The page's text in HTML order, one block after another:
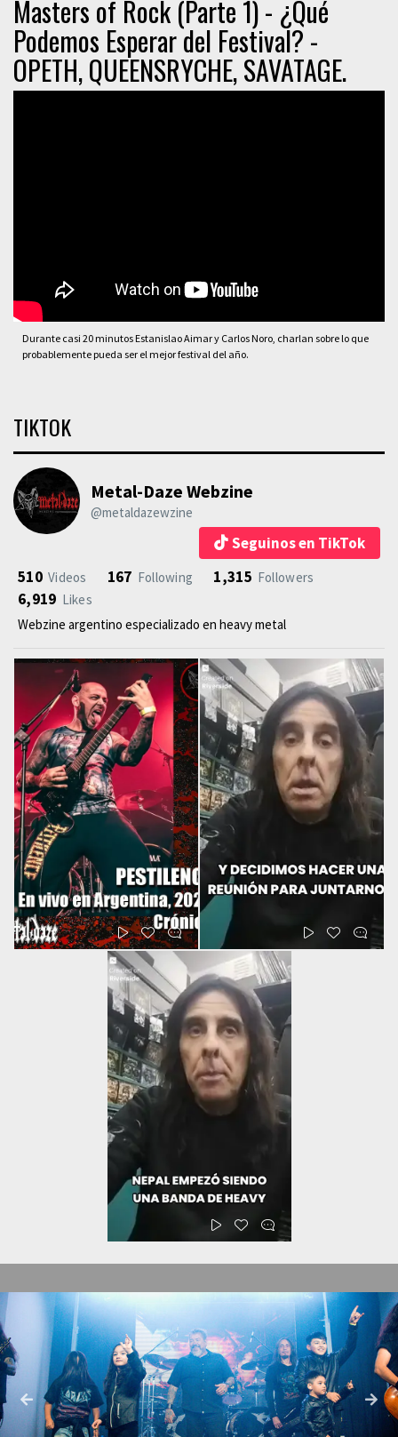
Masters of Rock (Parte 1) - ¿Qué
Podemos Esperar del Festival? -
OPETH, QUEENSRYCHE, SAVATAGE.
Durante casi 20 minutos Estanislao Aimar y Carlos Noro, charlan sobre lo que
probablemente pueda ser el mejor festival del año.
TIKTOK
Metal-Daze Webzine
@metaldazewzine
Seguinos en TikTok
510 Videos 167 Following 1,315 Followers
6,919 Likes
Webzine argentino especializado en heavy metal